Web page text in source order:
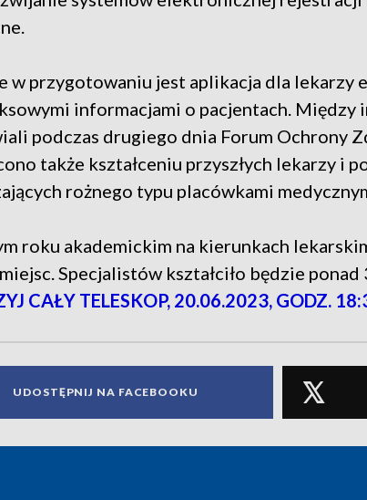
w przygotowaniu jest aplikacja dla lekarzy
informacjami o pacjentach. Między
podczas drugiego dnia Forum Ochrony
także kształceniu przyszłych lekarzy i
rożnego typu placówkami
roku akademickim na kierunkach
Specjalistów kształciło będzie ponad
CAŁY TELESKOP, 20.06.2023, GODZ.
UDOSTĘPNIJ NA FACEBOOKU